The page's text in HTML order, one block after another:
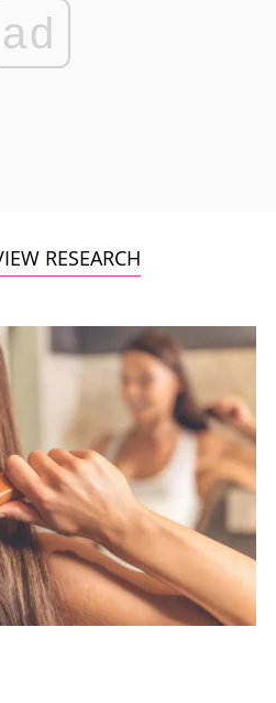
ad
RESEARCH